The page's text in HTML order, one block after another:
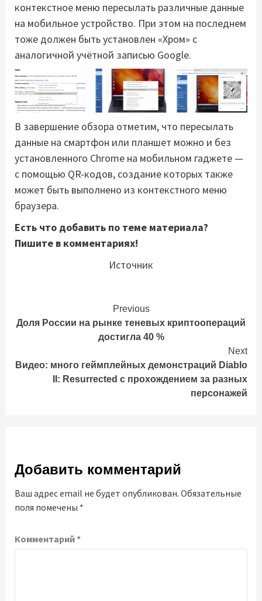
контекстное меню пересылать различные данные
на мобильное устройство. При этом на последнем
тоже должен быть установлен «Хром» с
аналогичной учётной записью Google.
В завершение обзора отметим, что пересылать
данные на смартфон или планшет можно и без
установленного Chrome на мобильном гаджете —
с помощью QR-кодов, создание которых также
может быть выполнено из контекстного меню
браузера.
Есть что добавить по теме материала?
Пишите в комментариях!
Источник
Reading
Previous
Доля России на рынке теневых криптоопераций
достигла 40 %
Next
Видео: много геймплейных демонстраций Diablo
II: Resurrected с прохождением за разных
персонажей
Добавить комментарий
Ваш адрес email не будет опубликован. Обязательные
поля помечены *
Комментарий*